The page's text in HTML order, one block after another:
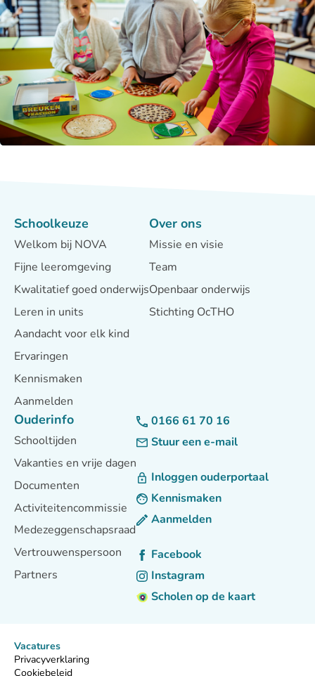
Schoolkeuze
Welkom bij NOVA
Fijne leeromgeving
Kwalitatief goed onderwijs
Leren in units
Aandacht voor elk kind
Ervaringen
Kennismaken
Aanmelden
Over ons
Missie en visie
Team
Openbaar onderwijs
Stichting OcTHO
Ouderinfo
Schooltijden
Vakanties en vrije dagen
Documenten
Activiteitencommissie
Medezeggenschapsraad
Vertrouwenspersoon
Partners
0166 61 70 16
Stuur een e-mail
Inloggen ouderportaal
Kennismaken
Aanmelden
Facebook
Instagram
Scholen op de kaart
Vacatures
Privacyverklaring
Cookiebeleid